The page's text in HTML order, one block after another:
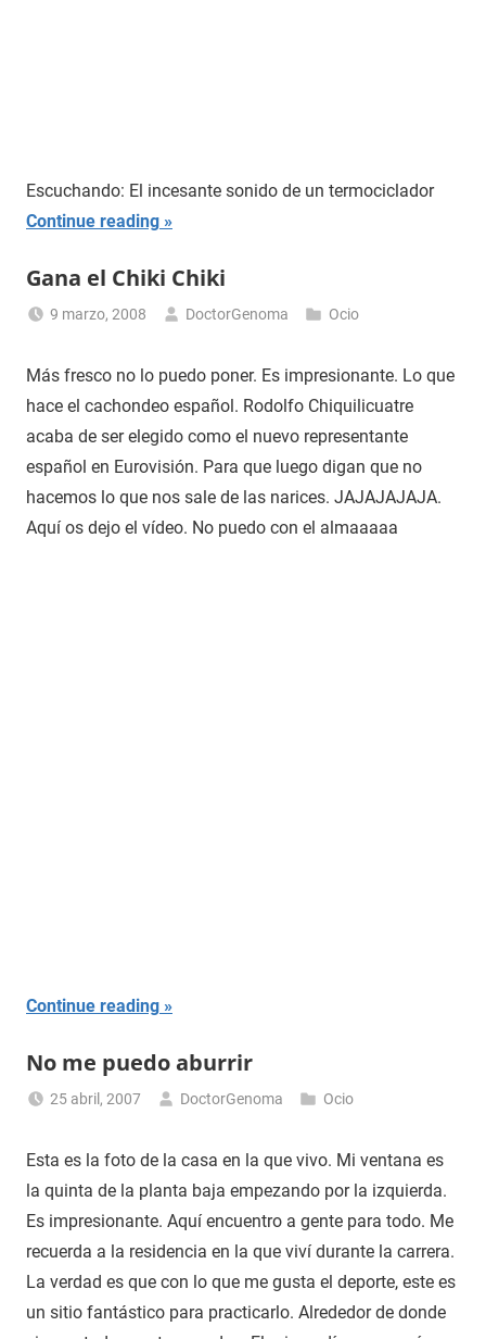
Escuchando: El incesante sonido de un termociclador
Continue reading
Gana el Chiki Chiki
9 marzo, 2008 DoctorGenoma Ocio
Más fresco no lo puedo poner. Es impresionante. Lo que
hace el cachondeo español. Rodolfo Chiquilicuatre
acaba de ser elegido como el nuevo representante
español en Eurovisión. Para que luego digan que no
hacemos lo que nos sale de las narices. JAJAJAJAJA.
Aquí os dejo el vídeo. No puedo con el almaaaaa
Continue reading
No me puedo aburrir
25 abril, 2007 DoctorGenoma Ocio
Esta es la foto de la casa en la que vivo. Mi ventana es
la quinta de la planta baja empezando por la izquierda.
Es impresionante. Aquí encuentro a gente para todo. Me
recuerda a la residencia en la que viví durante la carrera.
La verdad es que con lo que me gusta el deporte, este es
un sitio fantástico para practicarlo. Alrededor de donde